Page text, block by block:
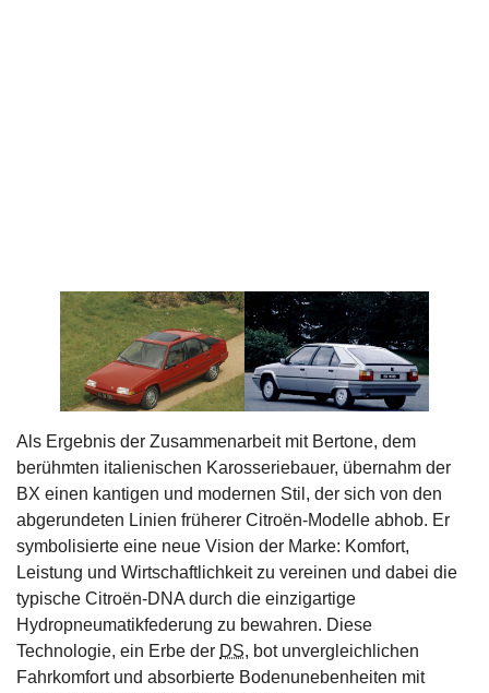
Als Ergebnis der Zusammenarbeit mit Bertone, dem
berühmten italienischen Karosseriebauer, übernahm der
BX einen kantigen und modernen Stil, der sich von den
abgerundeten Linien früherer Citroën-Modelle abhob. Er
symbolisierte eine neue Vision der Marke: Komfort,
Leistung und Wirtschaftlichkeit zu vereinen und dabei die
typische Citroën-DNA durch die einzigartige
Hydropneumatikfederung zu bewahren. Diese
Technologie, ein Erbe der DS, bot unvergleichlichen
Fahrkomfort und absorbierte Bodenunebenheiten mit